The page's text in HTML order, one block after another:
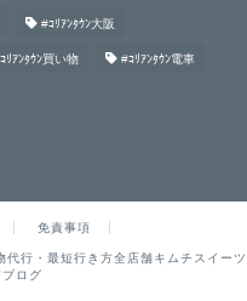
#ｺﾘｱﾝﾀｳﾝ大阪
ﾘｱﾝﾀｳﾝ買い物 #ｺﾘｱﾝﾀｳﾝ電車
免責事項
行・最短行き方全店舗キムチスイーツ
ログ